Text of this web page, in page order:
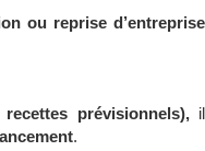
ou reprise d’entreprise
prévisionnels), il
.